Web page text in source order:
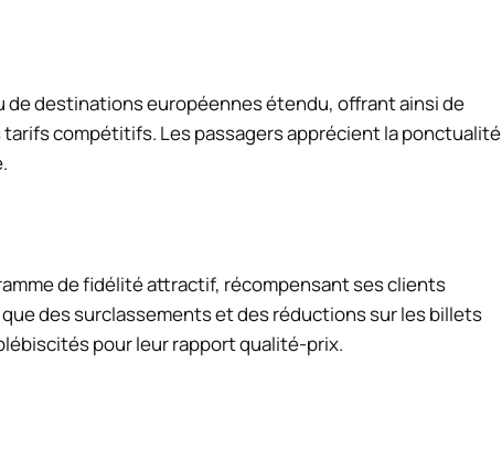
de destinations européennes étendu, offrant ainsi de
compétitifs. Les passagers apprécient la ponctualité
de fidélité attractif, récompensant ses clients
des surclassements et des réductions sur les billets
pour leur rapport qualité-prix.